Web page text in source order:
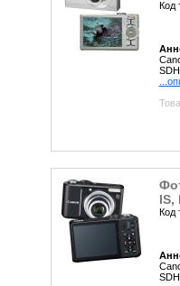
Код
IS,
Код